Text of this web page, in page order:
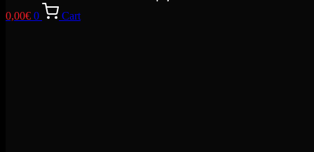
0,00€ 0 Cart